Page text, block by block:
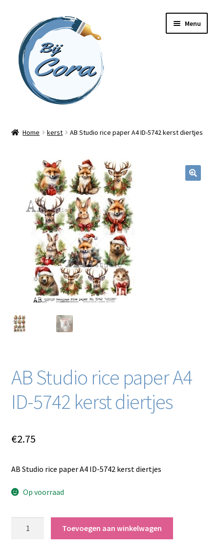
naar
navigatie
inhoud
Menu
Online cursussen
Blog / DIY / Tutorials
Over mij
Contact
Home kerst AB Studio rice paper A4 ID-5742 kerst diertjes
AB Studio rice paper A4
ID-5742 kerst diertjes
€2.75
AB Studio rice paper A4 ID-5742 kerst diertjes
Op voorraad
Toevoegen aan winkelwagen